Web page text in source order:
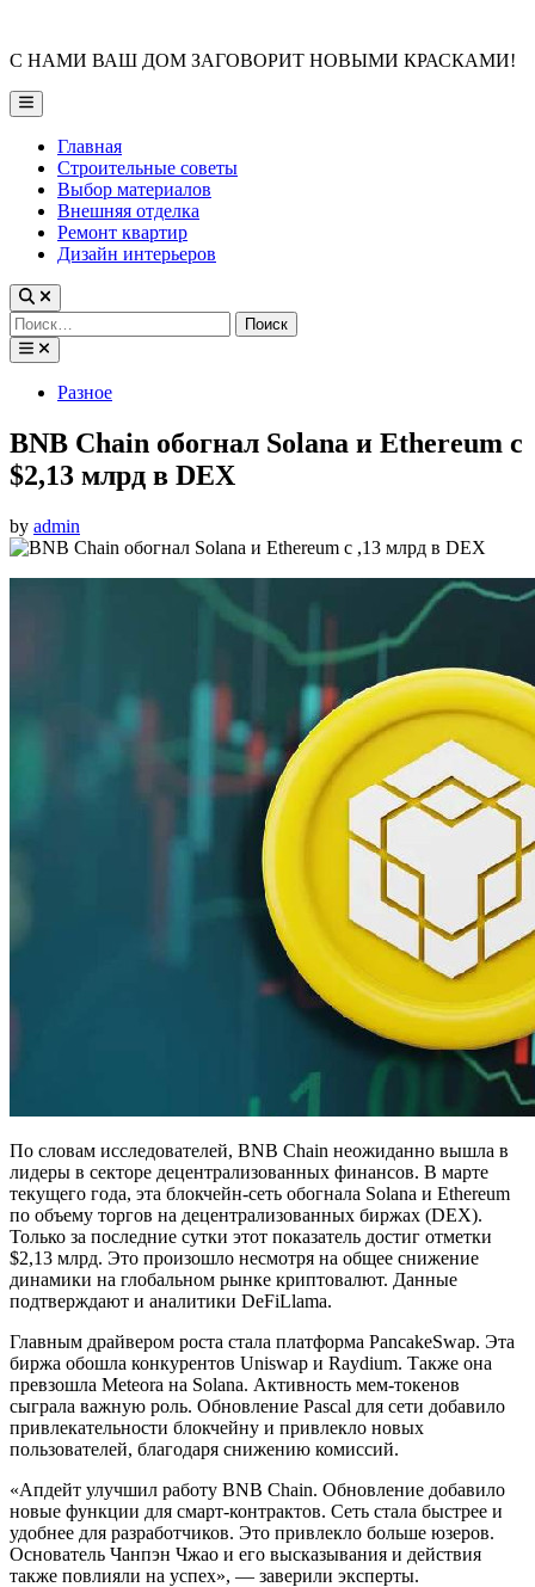
content
С НАМИ ВАШ ДОМ ЗАГОВОРИТ НОВЫМИ КРАСКАМИ!
Main
Menu
Главная
Строительные советы
Выбор материалов
Внешняя отделка
Ремонт квартир
Дизайн интерьеров
Найти:
PostedРазное
BNB Chain обогнал Solana и Ethereum с
$2,13 млрд в DEX
by admin
По словам исследователей, BNB Chain неожиданно вышла в
лидеры в секторе децентрализованных финансов. В марте
текущего года, эта блокчейн-сеть обогнала Solana и Ethereum
по объему торгов на децентрализованных биржах (DEX).
Только за последние сутки этот показатель достиг отметки
$2,13 млрд. Это произошло несмотря на общее снижение
динамики на глобальном рынке криптовалют. Данные
подтверждают и аналитики DeFiLlama.
Главным драйвером роста стала платформа PancakeSwap. Эта
биржа обошла конкурентов Uniswap и Raydium. Также она
превзошла Meteora на Solana. Активность мем-токенов
сыграла важную роль. Обновление Pascal для сети добавило
привлекательности блокчейну и привлекло новых
пользователей, благодаря снижению комиссий.
«Апдейт улучшил работу BNB Chain. Обновление добавило
новые функции для смарт-контрактов. Сеть стала быстрее и
удобнее для разработчиков. Это привлекло больше юзеров.
Основатель Чанпэн Чжао и его высказывания и действия
также повлияли на успех», — заверили эксперты.